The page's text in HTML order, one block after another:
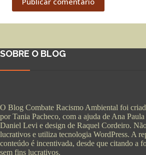
SOBRE O BLOG
O Blog Combate Racismo Ambiental foi
por Tania Pacheco, com a ajuda de Ana
Daniel Levi e design de Raquel Cordeiro.
lucrativos e utiliza tecnologia WordPress. A
conteúdo é incentivada, desde que citando a
sem fins lucrativos.